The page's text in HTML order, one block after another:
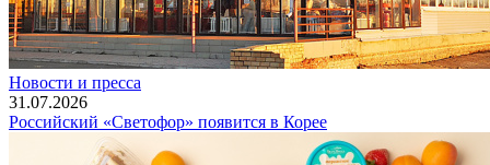
Новости и пресса
31.07.2026
Российский «Светофор» появится в Корее